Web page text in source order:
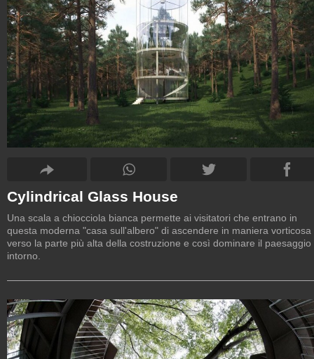
Cylindrical Glass House
Una scala a chiocciola bianca permette ai visitatori che entrano in
questa moderna "casa sull'albero" di ascendere in maniera vorticosa
verso la parte più alta della costruzione e così dominare il paesaggio
intorno.